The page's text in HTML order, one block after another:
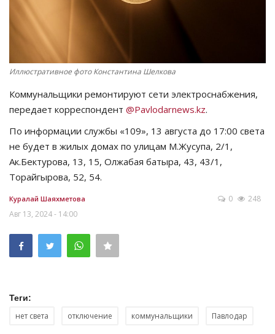
Чек-лист
РАЗВЛЕЧЕНИЯ
Курултай
Язык
Қазақша Русский
Иллюстративное фото Константина Шелкова
Коммунальщики ремонтируют сети электроснабжения,
передает корреспондент @Pavlodarnews.kz.
По информации службы «109», 13 августа до 17:00 света
не будет в жилых домах по улицам М.Жусупа, 2/1,
Ак.Бектурова, 13, 15, Олжабая батыра, 43, 43/1,
Торайгырова, 52, 54.
Куралай Шаяхметова
Авг 13, 2024 - 14:00
0 248
Теги:
нет света отключение коммунальщики Павлодар